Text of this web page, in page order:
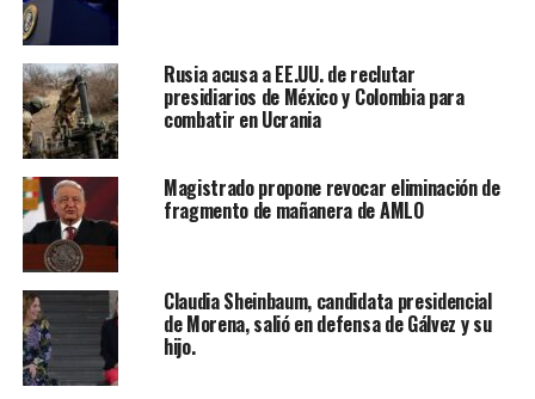
Rusia acusa a EE.UU. de reclutar
presidiarios de México y Colombia para
combatir en Ucrania
Magistrado propone revocar eliminación de
fragmento de mañanera de AMLO
Claudia Sheinbaum, candidata presidencial
de Morena, salió en defensa de Gálvez y su
hijo.